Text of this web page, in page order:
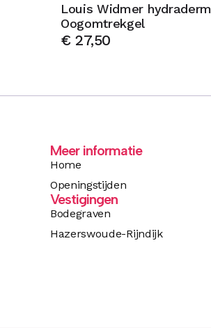
Louis Widmer hydraderm
Oogomtrekgel
€27,50
Meer informatie
Home
Openingstijden
Vestigingen
Bodegraven
Hazerswoude-Rijndijk